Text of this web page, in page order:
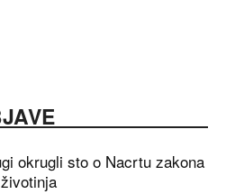
okrugli sto o Nacrtu zakona